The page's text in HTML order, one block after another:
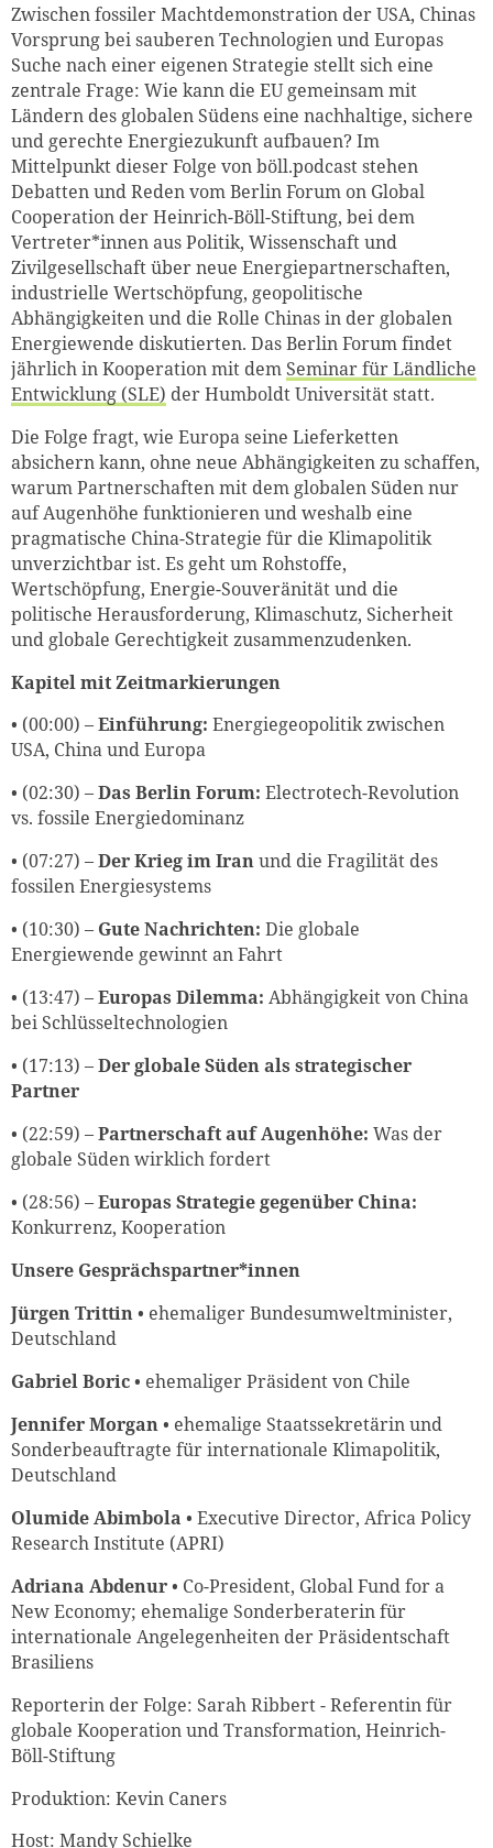
Zwischen fossiler Machtdemonstration der USA, Chinas
Vorsprung bei sauberen Technologien und Europas
Suche nach einer eigenen Strategie stellt sich eine
zentrale Frage: Wie kann die EU gemeinsam mit
Ländern des globalen Südens eine nachhaltige, sichere
und gerechte Energiezukunft aufbauen? Im
Mittelpunkt dieser Folge von böll.podcast stehen
Debatten und Reden vom Berlin Forum on Global
Cooperation der Heinrich-Böll-Stiftung, bei dem
Vertreter*innen aus Politik, Wissenschaft und
Zivilgesellschaft über neue Energiepartnerschaften,
industrielle Wertschöpfung, geopolitische
Abhängigkeiten und die Rolle Chinas in der globalen
Energiewende diskutierten. Das Berlin Forum findet
jährlich in Kooperation mit dem Seminar für Ländliche
Entwicklung (SLE) der Humboldt Universität statt.
Die Folge fragt, wie Europa seine Lieferketten
absichern kann, ohne neue Abhängigkeiten zu schaffen,
warum Partnerschaften mit dem globalen Süden nur
auf Augenhöhe funktionieren und weshalb eine
pragmatische China-Strategie für die Klimapolitik
unverzichtbar ist. Es geht um Rohstoffe,
Wertschöpfung, Energie-Souveränität und die
politische Herausforderung, Klimaschutz, Sicherheit
und globale Gerechtigkeit zusammenzudenken.
Kapitel mit Zeitmarkierungen
• (00:00) –Einführung: Energiegeopolitik zwischen
USA, China und Europa
• (02:30) –Das Berlin Forum: Electrotech-Revolution
vs. fossile Energiedominanz
• (07:27) –Der Krieg im Iranund die Fragilität des
fossilen Energiesystems
• (10:30) – Gute Nachrichten: Die globale
Energiewende gewinnt an Fahrt
• (13:47) –Europas Dilemma: Abhängigkeit von China
bei Schlüsseltechnologien
• (17:13) –Der globale Süden als strategischer
Partner
• (22:59) –Partnerschaft auf Augenhöhe: Was der
globale Süden wirklich fordert
• (28:56) –Europas Strategie gegenüber China:
Konkurrenz, Kooperation
Unsere Gesprächspartner*innen
Jürgen Trittin• ehemaliger Bundesumweltminister,
Deutschland
Gabriel Boric• ehemaliger Präsident von Chile
Jennifer Morgan• ehemalige Staatssekretärin und
Sonderbeauftragte für internationale Klimapolitik,
Deutschland
Olumide Abimbola • Executive Director, Africa Policy
Research Institute (APRI)
Adriana Abdenur• Co-President, Global Fund for a
New Economy; ehemalige Sonderberaterin für
internationale Angelegenheiten der Präsidentschaft
Brasiliens
Reporterin der Folge: Sarah Ribbert - Referentin für
globale Kooperation und Transformation, Heinrich-
Böll-Stiftung
Produktion: Kevin Caners
Host: Mandy Schielke
Zum Warenkorb
Zum Warenkorb